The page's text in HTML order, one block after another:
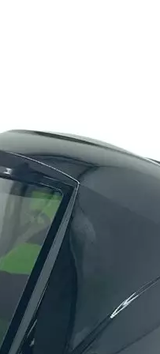
sulla sommità della
Rispetto al
"apporto d'aria che
più morbida,
notevolmente la
bilaterale:
aria bilaterale
delle spalle e gli
se la precisione
porta di guida del
posteriore purificatore
e sul controllo delle